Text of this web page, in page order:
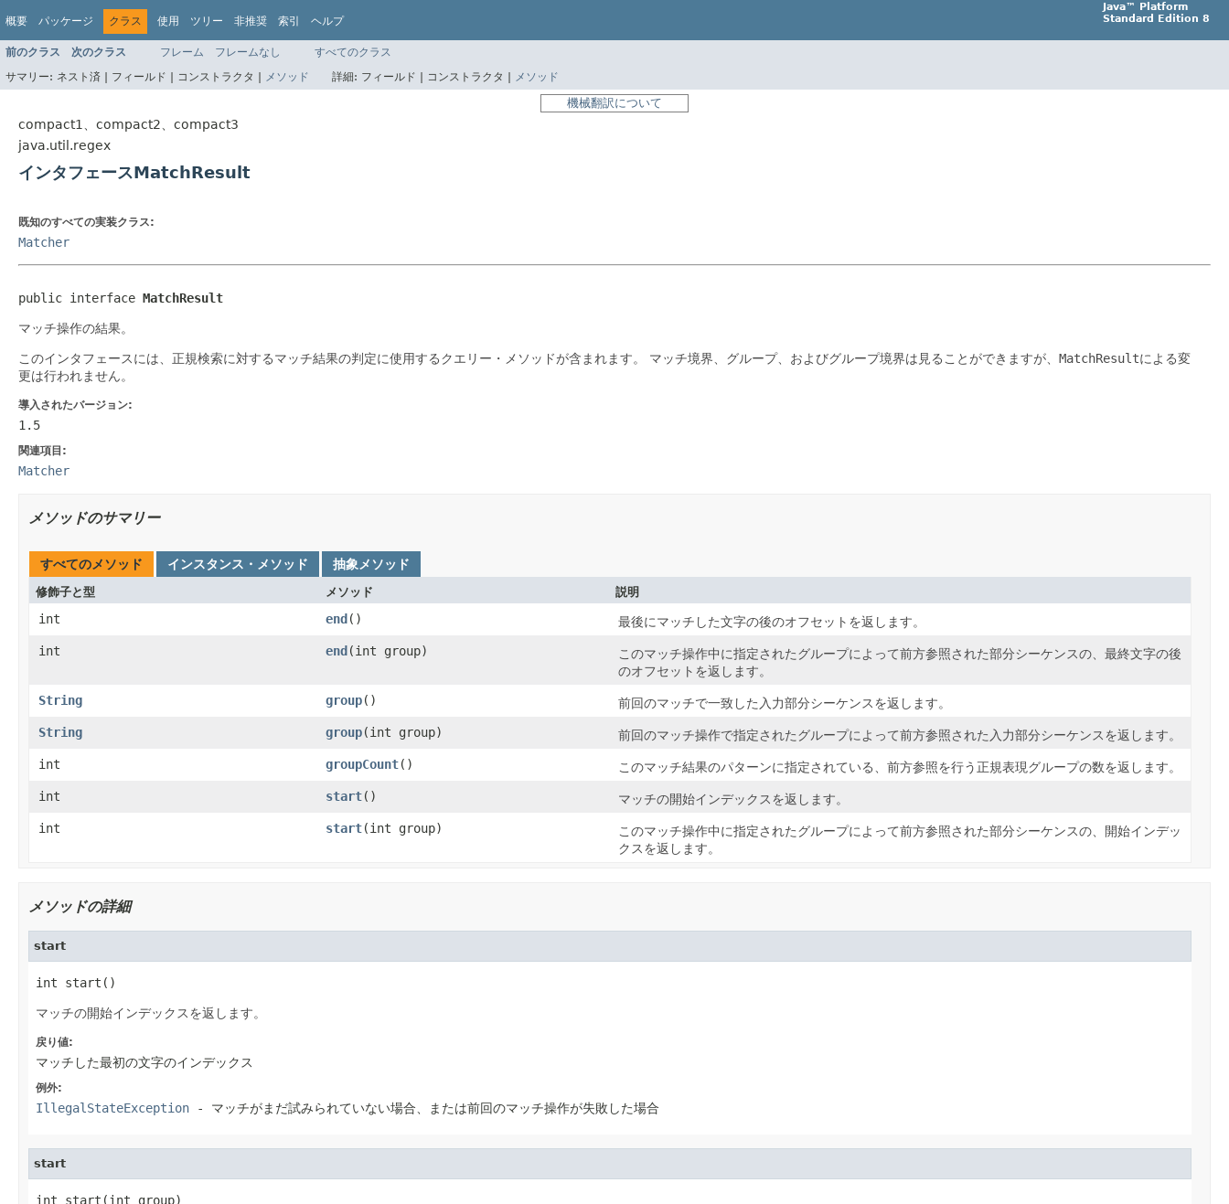
概要 パッケージ クラス 使用 ツリー 非推奨 索引 ヘルプ
Java™ Platform
Standard Edition 8
前のクラス 次のクラス フレーム フレームなし
すべてのクラス
サマリー: ネスト済 | フィールド | コンストラクタ | メソッド 詳細: フィールド | コンストラクタ | メソッド
機械翻訳について
compact1、compact2、compact3
java.util.regex
インタフェースMatchResult
既知のすべての実装クラス:
Matcher
public interface MatchResult
マッチ操作の結果。
このインタフェースには、正規検索に対するマッチ結果の判定に使用するクエリー・メソッドが含まれます。 マッチ境界、グループ、およびグループ境界は見ることができますが、 MatchResultによる変
更は行われません。
導入されたバージョン:
1.5
関連項目:
Matcher
メソッドのサマリー
すべてのメソッド インスタンス・メソッド 抽象メソッド
修飾子と型 メソッド 説明
int end()
最後にマッチした文字の後のオフセットを返します。
int
end(int group)
このマッチ操作中に指定されたグループによって前方参照された部分シーケンスの、最終文字の後
のオフセットを返します。
String
group()
前回のマッチで一致した入力部分シーケンスを返します。
String
group(int group)
前回のマッチ操作で指定されたグループによって前方参照された入力部分シーケンスを返します。
int
groupCount()
このマッチ結果のパターンに指定されている、前方参照を行う正規表現グループの数を返します。
int
start()
マッチの開始インデックスを返します。
int
start(int group)
このマッチ操作中に指定されたグループによって前方参照された部分シーケンスの、開始インデッ
クスを返します。
メソッドの詳細
start
int start()
マッチの開始インデックスを返します。
戻り値:
マッチした最初の文字のインデックス
例外:
IllegalStateException - マッチがまだ試みられていない場合、または前回のマッチ操作が失敗した場合
start
int start(int group)